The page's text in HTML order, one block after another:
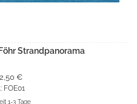
Strandpanorama
€
FOE01
1-3 Tage